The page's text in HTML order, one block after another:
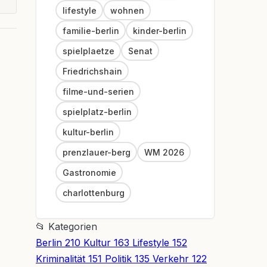
lifestyle
wohnen
familie-berlin
kinder-berlin
spielplaetze
Senat
Friedrichshain
filme-und-serien
spielplatz-berlin
kultur-berlin
prenzlauer-berg
WM 2026
Gastronomie
charlottenburg
📂 Kategorien
Berlin 210 Kultur 163 Lifestyle 152
Kriminalität 151 Politik 135 Verkehr 122